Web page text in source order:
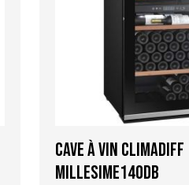
Cave à vin Climadiff
MILLESIME140DB